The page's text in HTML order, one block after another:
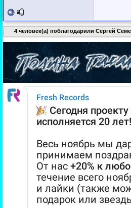
4 человек(а) поблагодарили Сергей